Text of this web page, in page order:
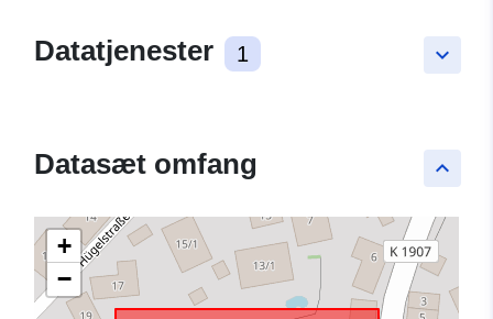
keyboard_arrow_down
Datatjenester 1
keyboard_arrow_up
Datasæt omfang
+
−